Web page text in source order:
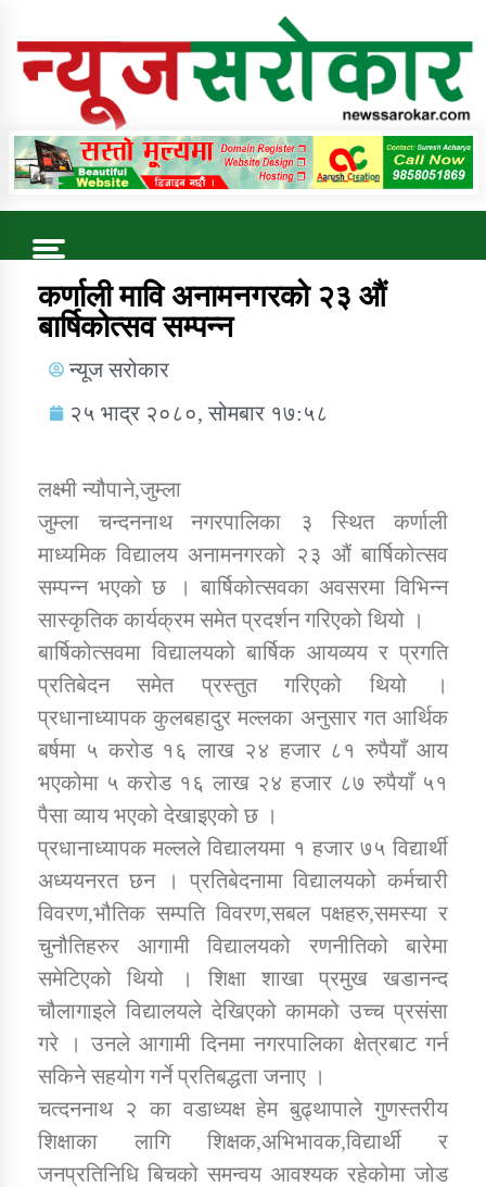
Online News Portal
Trending Now
कुषि बिकास कार्यालय जुम्ला सुचना सन्देश
डिभिजन कार्यालय जुम्लाको सुचना सन्देश
कर्णाली प्रविधि शिक्षालय जुम्लाको सुचना
सामाजिक बिकास कार्यालय जुम्लाकाे सुचना
कार्यक्रम कार्यान्वयन एकाई जुम्लाको सुचना
कर्णाली मावि अनामनगरको २३ औं
बार्षिकोत्सव सम्पन्न
न्यूज सरोकार
२५ भाद्र २०८०, सोमबार १७:५८
लक्ष्मी न्यौपाने,जुम्ला
जुम्ला चन्दननाथ नगरपालिका ३ स्थित कर्णाली
माध्यमिक विद्यालय अनामनगरको २३ औं बार्षिकोत्सव
सम्पन्न भएको छ । बार्षिकोत्सवका अवसरमा विभिन्न
सास्कृतिक कार्यक्रम समेत प्रदर्शन गरिएको थियो ।
बार्षिकोत्सवमा विद्यालयको बार्षिक आयव्यय र प्रगति
प्रतिबेदन समेत प्रस्तुत गरिएको थियो ।
प्रधानाध्यापक कुलबहादुर मल्लका अनुसार गत आर्थिक
बर्षमा ५ करोड १६ लाख २४ हजार ८१ रुपैयाँ आय
भएकोमा ५ करोड १६ लाख २४ हजार ८७ रुपैयाँ ५१
पैसा व्याय भएको देखाइएको छ ।
प्रधानाध्यापक मल्लले विद्यालयमा १ हजार ७५ विद्यार्थी
अध्ययनरत छन । प्रतिबेदनामा विद्यालयको कर्मचारी
विवरण,भौतिक सम्पति विवरण,सबल पक्षहरु,समस्या र
चुनौतिहरुर आगामी विद्यालयको रणनीतिको बारेमा
समेटिएको थियो । शिक्षा शाखा प्रमुख खडानन्द
चौलागाइले विद्यालयले देखिएको कामको उच्च प्रसंसा
गरे । उनले आगामी दिनमा नगरपालिका क्षेत्रबाट गर्न
सकिने सहयोग गर्ने प्रतिबद्धता जनाए ।
चत्दननाथ २ का वडाध्यक्ष हेम बुढ्थापाले गुणस्तरीय
शिक्षाका लागि शिक्षक,अभिभावक,विद्यार्थी र
जनप्रतिनिधि बिचको समन्वय आवश्यक रहेकोमा जोड